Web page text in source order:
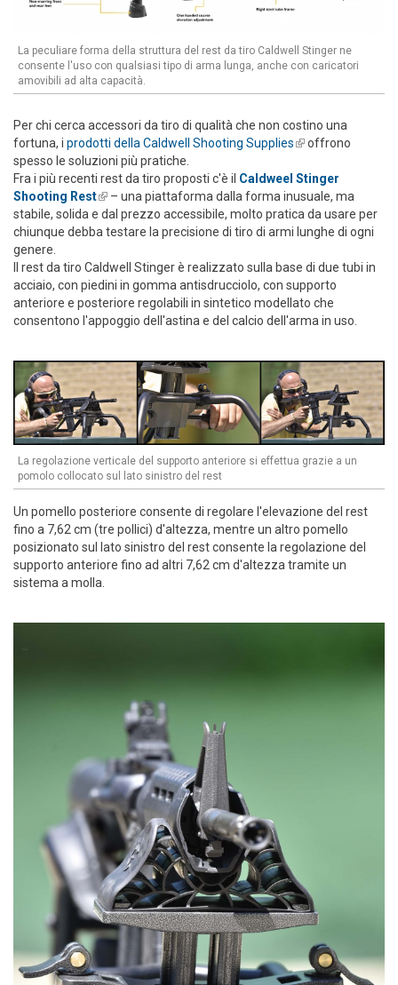
La peculiare forma della struttura del rest da tiro Caldwell Stinger ne
consente l'uso con qualsiasi tipo di arma lunga, anche con caricatori
amovibili ad alta capacità.
Per chi cerca accessori da tiro di qualità che non costino una
fortuna, i prodotti della Caldwell Shooting Supplies(link is external)
offrono
spesso le soluzioni più pratiche.
Fra i più recenti rest da tiro proposti c'è il Caldweel Stinger
Shooting Rest(link is external)
– una piattaforma dalla forma inusuale, ma
stabile, solida e dal prezzo accessibile, molto pratica da usare per
chiunque debba testare la precisione di tiro di armi lunghe di ogni
genere.
Il rest da tiro Caldwell Stinger è realizzato sulla base di due tubi in
acciaio, con piedini in gomma antisdrucciolo, con supporto
anteriore e posteriore regolabili in sintetico modellato che
consentono l'appoggio dell'astina e del calcio dell'arma in uso.
La regolazione verticale del supporto anteriore si effettua grazie a un
pomolo collocato sul lato sinistro del rest
Un pomello posteriore consente di regolare l'elevazione del rest
fino a 7,62 cm (tre pollici) d'altezza, mentre un altro pomello
posizionato sul lato sinistro del rest consente la regolazione del
supporto anteriore fino ad altri 7,62 cm d'altezza tramite un
sistema a molla.